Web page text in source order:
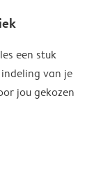
een stuk
van je
jou gekozen